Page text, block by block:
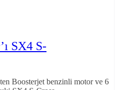
SX4 S-
Boosterjet benzinli motor ve 6